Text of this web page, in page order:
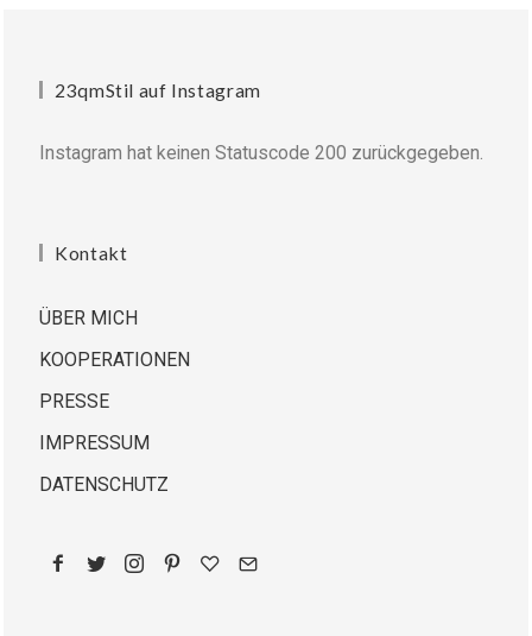
23qmStil auf Instagram
Instagram hat keinen Statuscode 200 zurückgegeben.
Kontakt
ÜBER MICH
KOOPERATIONEN
PRESSE
IMPRESSUM
DATENSCHUTZ